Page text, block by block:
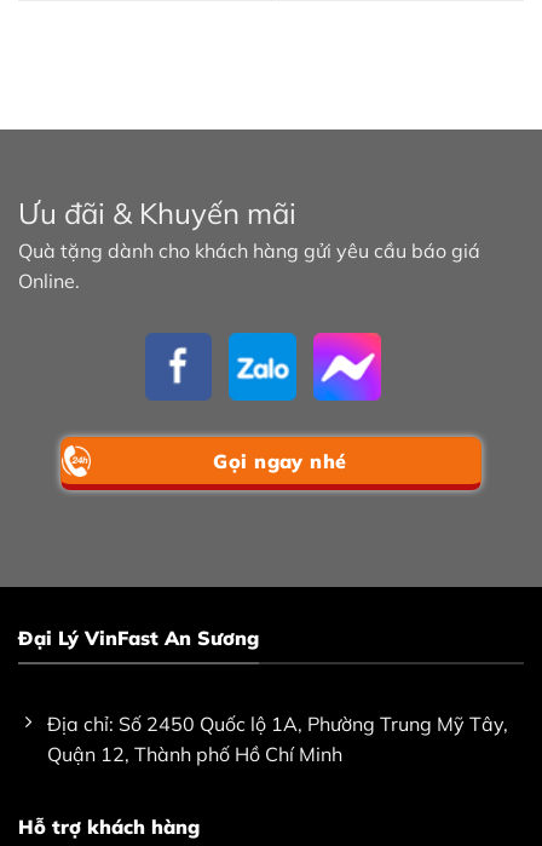
Ưu đãi & Khuyến mãi
Quà tặng dành cho khách hàng gửi yêu cầu báo giá
Online.
Gọi ngay nhé
Đại Lý VinFast An Sương
Địa chỉ: Số 2450 Quốc lộ 1A, Phường Trung Mỹ Tây,
Quận 12, Thành phố Hồ Chí Minh
Hỗ trợ khách hàng